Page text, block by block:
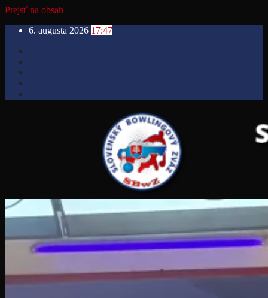
Prejsť na obsah
6. augusta 2026 17:47